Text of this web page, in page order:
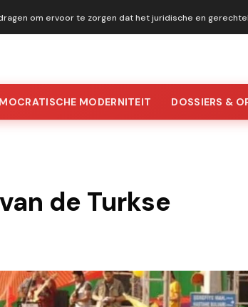
om ervoor te zorgen dat het juridische en
MODERNITEIT DOSSIERS &
de Turkse